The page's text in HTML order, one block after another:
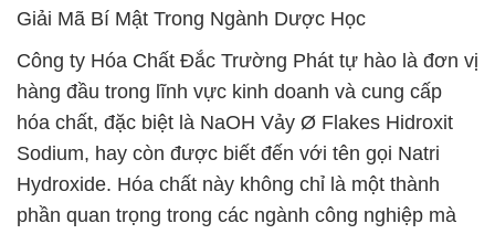
Giải Mã Bí Mật Trong Ngành Dược Học
Công ty Hóa Chất Đắc Trường Phát tự hào là đơn vị
hàng đầu trong lĩnh vực kinh doanh và cung cấp
hóa chất, đặc biệt là NaOH Vảy Ø Flakes Hidroxit
Sodium, hay còn được biết đến với tên gọi Natri
Hydroxide. Hóa chất này không chỉ là một thành
phần quan trọng trong các ngành công nghiệp mà